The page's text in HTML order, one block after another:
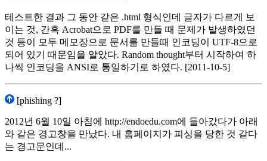
테스트한 결과 그 동안 같은 .html 형식인데 글자가 다르게 보
이는 것, 간혹 Acrobat으로 PDF를 만들 때 문제가 발생하였던
것 등이 모두 메모장으로 문서를 만들때 인코딩이 UTF-8으로
되어 있기 때문임을 알았다. Random thought부터 시작하여 하
나씩 인코딩을 ANSI로 통일하기로 하였다. [2011-10-5]
[phishing ?]
2012년 6월 10일 아침에 http://endoedu.com에 들아갔다가 아래
와 같은 경고창을 만났다. 내 홈페이지가 피싱을 당한 것 같다
는 경고문인데...